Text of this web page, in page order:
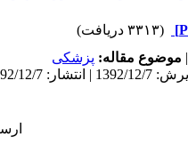
(۳۳۱۳ دریافت)
| موضوع مقاله: پزشکی